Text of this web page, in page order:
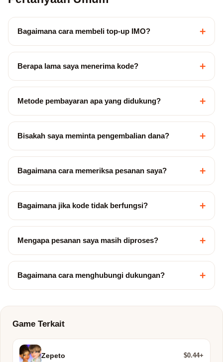
Bagaimana cara membeli top-up IMO? +
Berapa lama saya menerima kode? +
Metode pembayaran apa yang didukung? +
Bisakah saya meminta pengembalian dana? +
Bagaimana cara memeriksa pesanan saya? +
Bagaimana jika kode tidak berfungsi? +
Mengapa pesanan saya masih diproses? +
Bagaimana cara menghubungi dukungan? +
Game Terkait
Zepeto $0.44+